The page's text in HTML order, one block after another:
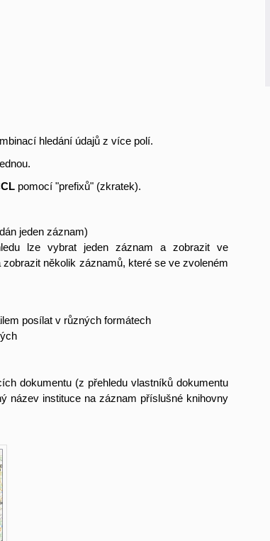
hledání údajů z více polí.
pomocí "prefixů" (zkratek).
jeden záznam)
lze vybrat jeden záznam a zobrazit ve
několik záznamů, které se ve zvoleném
posílat v různých formátech
dokumentu (z přehledu vlastníků dokumentu
název instituce na záznam příslušné knihovny